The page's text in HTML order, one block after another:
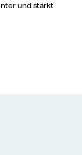
und stärkt